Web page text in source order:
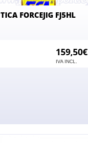
TICA FORCEJIG FJ5HL
159,50€
IVA INCL.